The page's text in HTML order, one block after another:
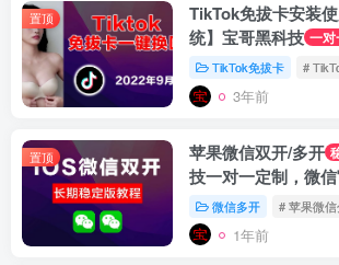
置顶
TikTok免拔卡安装
统】宝哥黑科技 一
TikTok免拔卡 #
3年前
置顶 苹果微信双开/多开
技一对一定制，微
微信多开 # 苹果微
1年前